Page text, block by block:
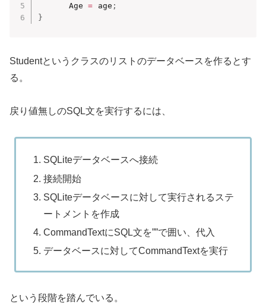
Age = age ;
}
Studentというクラスのリストのデータベースを作るとす
る。
戻り値無しのSQL文を実行するには、
SQLiteデータベースへ接続
接続開始
SQLiteデータベースに対して実行されるステ
ートメントを作成
CommandTextにSQL文を””で囲い、代入
データベースに対してCommandTextを実行
という段階を踏んでいる。